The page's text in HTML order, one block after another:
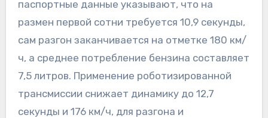
паспортные данные указывают, что на
размен первой сотни требуется 10,9 секунды,
сам разгон заканчивается на отметке 180 км/
ч, а среднее потребление бензина составляет
7,5 литров. Применение роботизированной
трансмиссии снижает динамику до 12,7
секунды и 176 км/ч, для разгона и